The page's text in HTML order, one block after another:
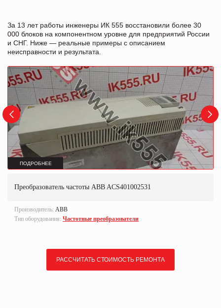
За 13 лет работы инженеры ИК 555 восстановили более 30
000 блоков на компонентном уровне для предприятий России
и СНГ. Ниже — реальные примеры с описанием
неисправности и результата.
ПОДРОБНЕЕ
Преобразователь частоты ABB ACS401002531
Производитель: ABB
Тип оборудования: Частотные преобразователи
РАССЧИТАТЬ СТОИМОСТЬ РЕМОНТА